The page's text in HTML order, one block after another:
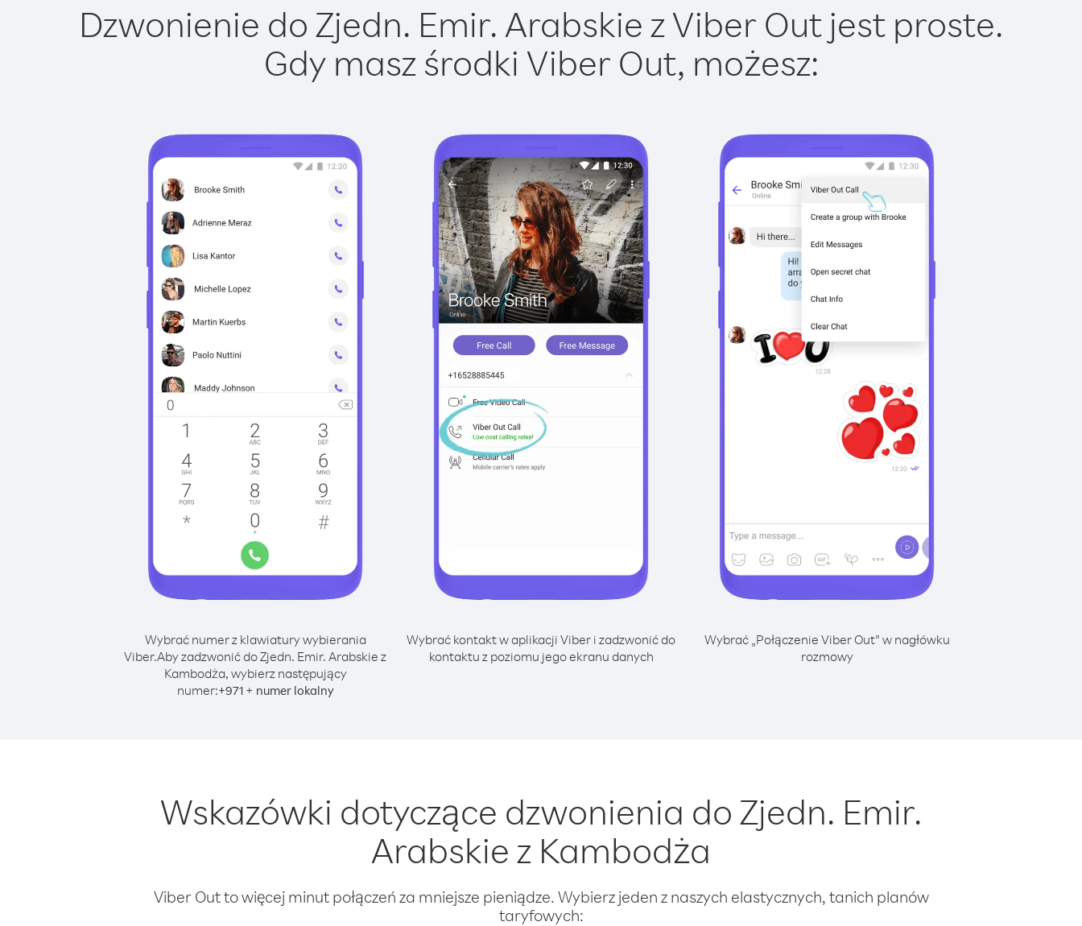
Dzwonienie do Zjedn. Emir. Arabskie z Viber Out jest proste.
Gdy masz środki Viber Out, możesz:
Wybrać numer z klawiatury wybierania
Viber.Aby zadzwonić do Zjedn. Emir. Arabskie z
Kambodża, wybierz następujący
numer:+971+ numer lokalny
Wybrać kontakt w aplikacji Viber i zadzwonić do
kontaktu z poziomu jego ekranu danych
Wybrać „Połączenie Viber Out” w nagłówku
rozmowy
Wskazówki dotyczące dzwonienia do Zjedn. Emir.
Arabskie z Kambodża
Viber Out to więcej minut połączeń za mniejsze pieniądze. Wybierz jeden z naszych elastycznych, tanich planów
taryfowych: